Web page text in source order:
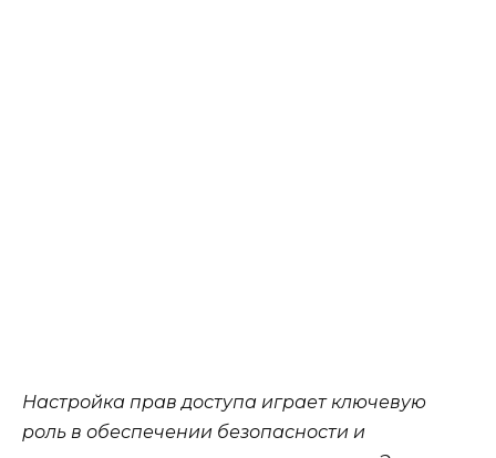
Настройка прав доступа играет ключевую
роль в обеспечении безопасности и